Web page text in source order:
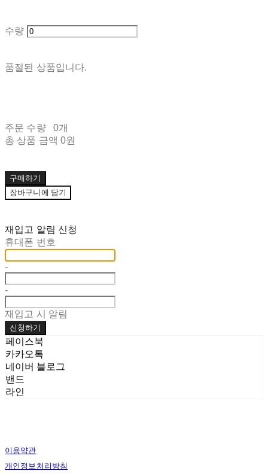
수량
품절된 상품입니다.
주문 수량
0개
총 상품 금액 0원
구매하기
장바구니에 담기
재입고 알림 신청
휴대폰 번호
-
-
재입고 시 알림
신청하기
페이스북
카카오톡
네이버 블로그
밴드
라인
이용약관
개인정보처리방침